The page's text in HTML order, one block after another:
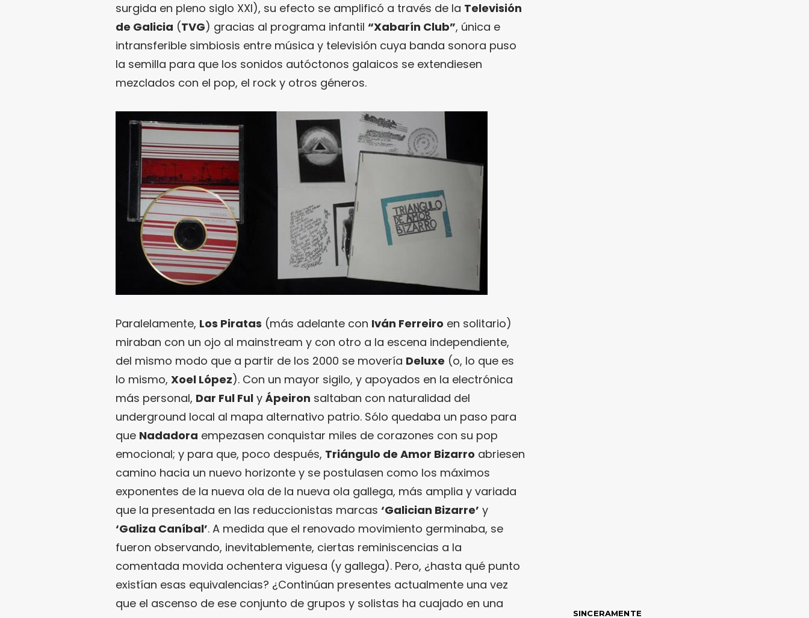
surgida en pleno siglo XXI), su efecto se amplificó a través de la Televisión
de Galicia (TVG) gracias al programa infantil “Xabarín Club”, única e
intransferible simbiosis entre música y televisión cuya banda sonora puso
la semilla para que los sonidos autóctonos galaicos se extendiesen
mezclados con el pop, el rock y otros géneros.
Paralelamente, Los Piratas (más adelante con Iván Ferreiro en solitario)
miraban con un ojo al mainstream y con otro a la escena independiente,
del mismo modo que a partir de los 2000 se movería Deluxe (o, lo que es
lo mismo, Xoel López). Con un mayor sigilo, y apoyados en la electrónica
más personal, Dar Ful Ful y Ápeiron saltaban con naturalidad del
underground local al mapa alternativo patrio. Sólo quedaba un paso para
que Nadadora empezasen conquistar miles de corazones con su pop
emocional; y para que, poco después, Triángulo de Amor Bizarro abriesen
camino hacia un nuevo horizonte y se postulasen como los máximos
exponentes de la nueva ola de la nueva ola gallega, más amplia y variada
que la presentada en las reduccionistas marcas ‘Galician Bizarre’ y
‘Galiza Caníbal’. A medida que el renovado movimiento germinaba, se
fueron observando, inevitablemente, ciertas reminiscencias a la
comentada movida ochentera viguesa (y gallega). Pero, ¿hasta qué punto
existían esas equivalencias? ¿Continúan presentes actualmente una vez
que el ascenso de ese conjunto de grupos y solistas ha cuajado en una
SINCERAMENTE